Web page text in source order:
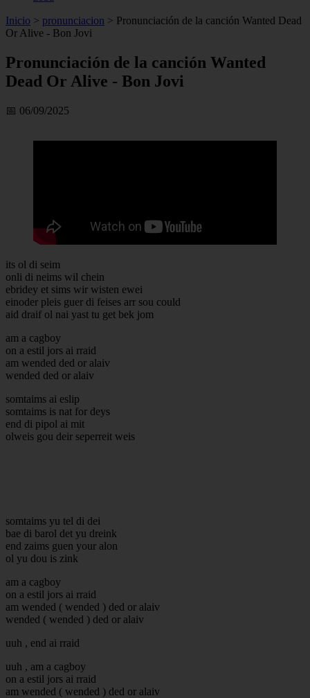
Inicio > pronunciacion > Pronunciación de la canción Wanted Dead
Or Alive - Bon Jovi
Pronunciación de la canción Wanted
Dead Or Alive - Bon Jovi
📅 06/09/2025
its ol di seim
onli di neims wil chein
ebridey et sims wir wisten ewei
einoder pleis guer di feises arr sou could
aid draif ol nai yast tu get bek jom
am a cagboy
on a estil jors ai rraid
am wended ded or alaiv
wended ded or alaiv
somtaims ai eslip
somtaims is nat for deys
end di pipol ai mit
olweis gou deir seperreit weis
somtaims yu tel di dei
bae di barol det yu dreink
end zaims guen your alon
ol yu dou is zink
am a cagboy
on a estil jors ai rraid
am wended ( wended ) ded or alaiv
wended ( wended ) ded or alaiv
uuh , end ai rraid
uuh , am a cagboy
on a estil jors ai rraid
am wended ( wended ) ded or alaiv